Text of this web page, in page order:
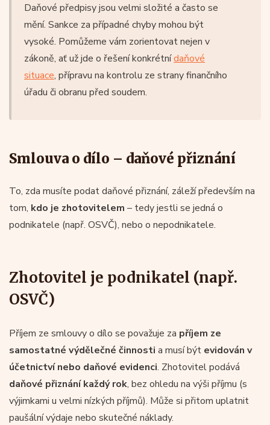
Daňové předpisy jsou velmi složité a často se
mění. Sankce za případné chyby mohou být
vysoké. Pomůžeme vám zorientovat nejen v
zákoně, ať už jde o řešení konkrétnídaňové
situace, přípravu na kontrolu ze strany finančního
úřadu či obranu před soudem.
Smlouva o dílo – daňové přiznání
To, zda musíte podat daňové přiznání, záleží především na
tom, kdo je zhotovitelem – tedy jestli se jedná o
podnikatele (např. OSVČ), nebo o nepodnikatele.
Zhotovitel je podnikatel (např.
OSVČ)
Příjem ze smlouvy o dílo se považuje za příjem ze
samostatné výdělečné činnosti a musí být evidován v
účetnictví nebo daňové evidenci. Zhotovitel podává
daňové přiznání každý rok, bez ohledu na výši příjmu (s
výjimkami u velmi nízkých příjmů). Může si přitom uplatnit
paušální výdaje nebo skutečné náklady.